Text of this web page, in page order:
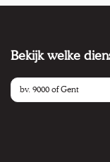
Bekijk welke